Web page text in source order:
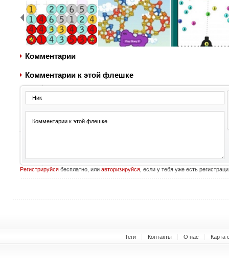
Комментарии
Комментарии к этой флешке
Регистрируйсябесплатно, или авторизируйся, если у тебя уже есть
Теги Контакты О нас Карта